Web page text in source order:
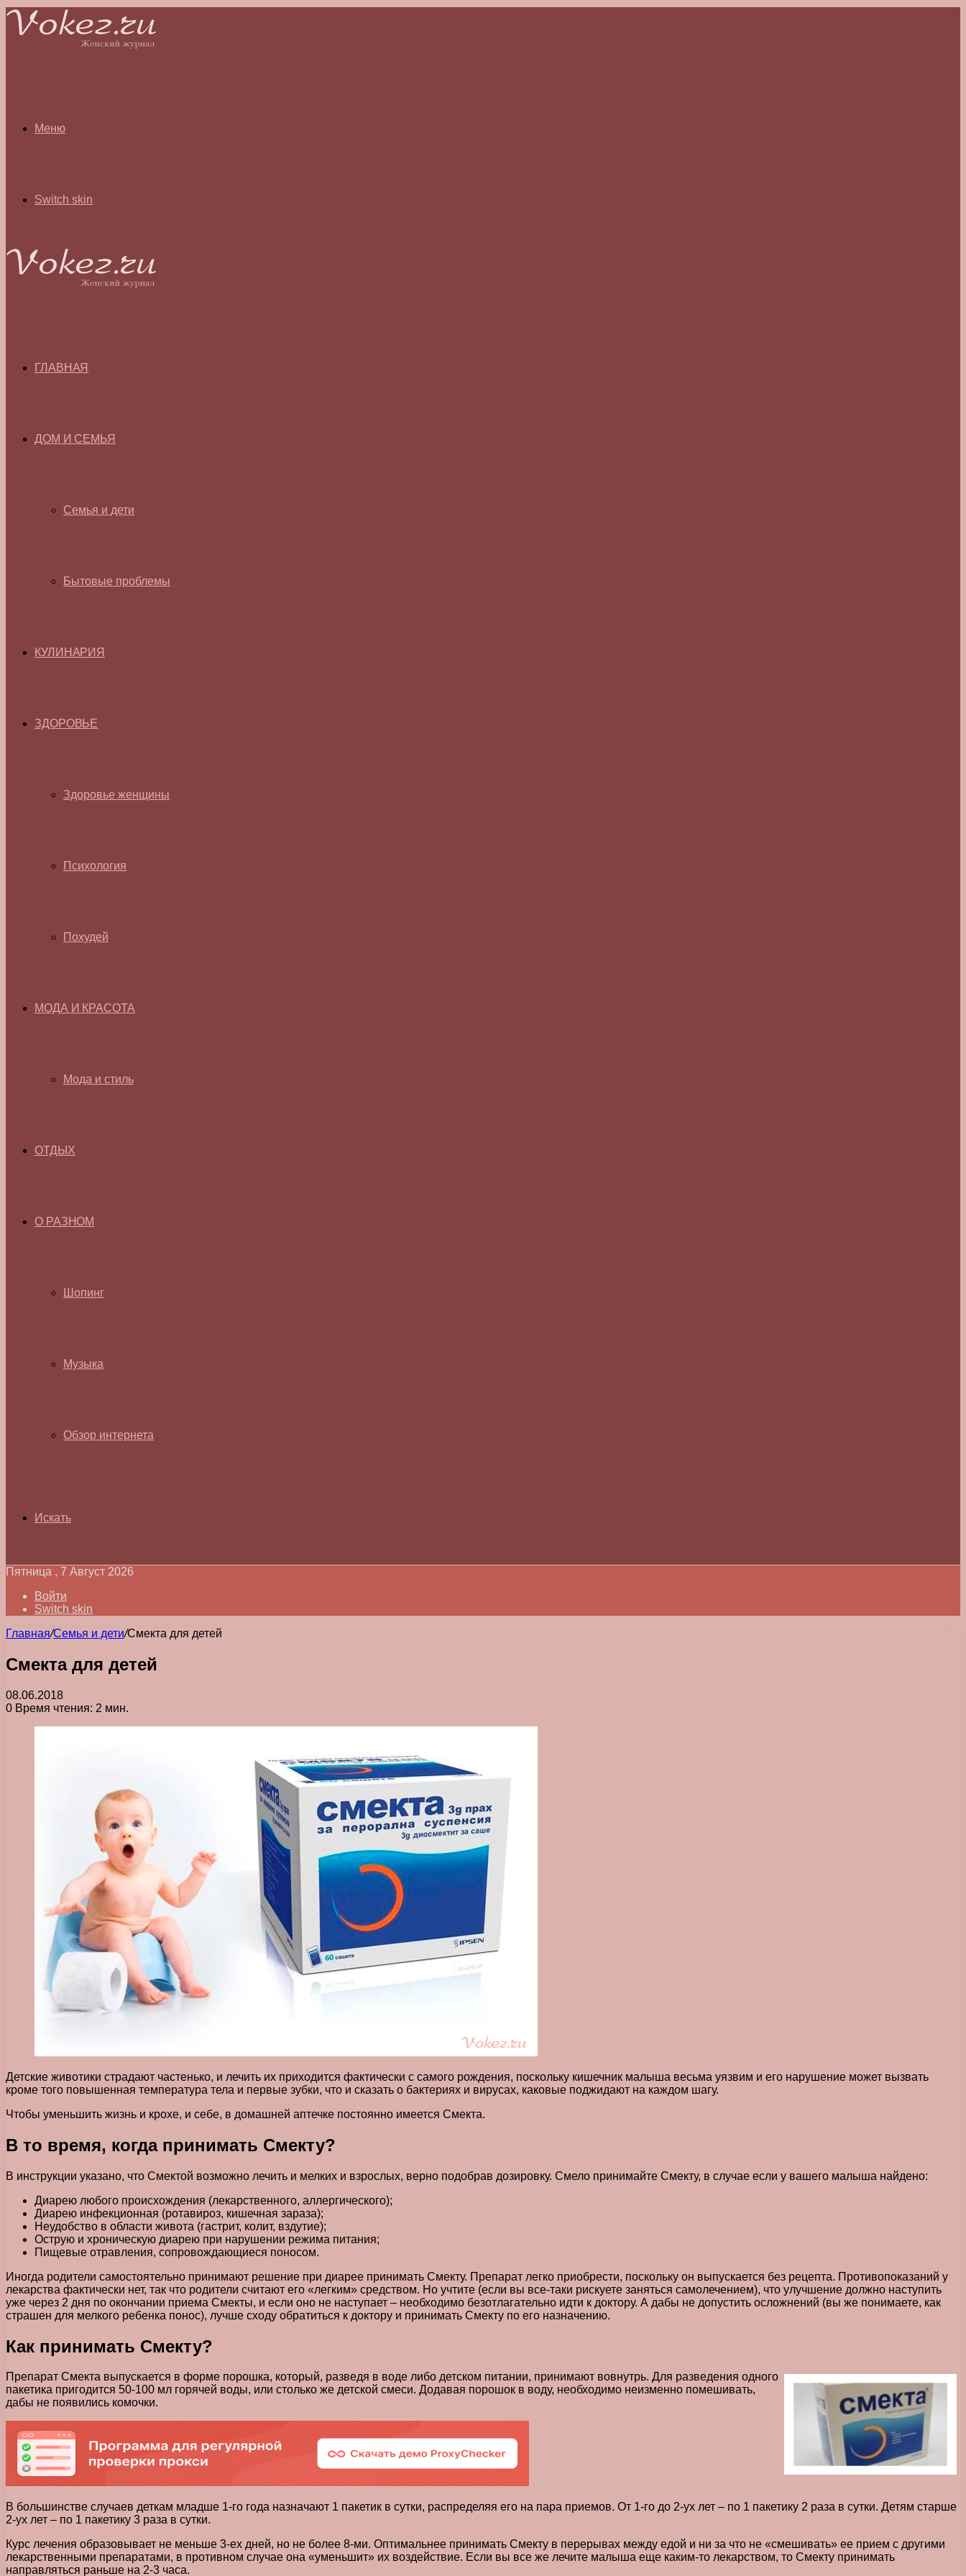
Меню
Switch skin
ГЛАВНАЯ
ДОМ И СЕМЬЯ
Семья и дети
Бытовые проблемы
КУЛИНАРИЯ
ЗДОРОВЬЕ
Здоровье женщины
Психология
Похудей
МОДА И КРАСОТА
Мода и стиль
ОТДЫХ
О РАЗНОМ
Шопинг
Музыка
Обзор интернета
Искать
Пятница , 7 Август 2026
Войти
Switch skin
Главная/Семья и дети/Смекта для детей
Смекта для детей
08.06.2018
0 Время чтения: 2 мин.
Детские животики страдают частенько, и лечить их приходится фактически с самого рождения, поскольку кишечник малыша весьма уязвим и его нарушение может вызвать
кроме того повышенная температура тела и первые зубки, что и сказать о бактериях и вирусах, каковые поджидают на каждом шагу.
Чтобы уменьшить жизнь и крохе, и себе, в домашней аптечке постоянно имеется Смекта.
В то время, когда принимать Смекту?
В инструкции указано, что Смектой возможно лечить и мелких и взрослых, верно подобрав дозировку. Смело принимайте Смекту, в случае если у вашего малыша найдено:
Диарею любого происхождения (лекарственного, аллергического);
Диарею инфекционная (ротавироз, кишечная зараза);
Неудобство в области живота (гастрит, колит, вздутие);
Острую и хроническую диарею при нарушении режима питания;
Пищевые отравления, сопровождающиеся поносом.
Иногда родители самостоятельно принимают решение при диарее принимать Смекту. Препарат легко приобрести, поскольку он выпускается без рецепта. Противопоказаний у
лекарства фактически нет, так что родители считают его «легким» средством. Но учтите (если вы все-таки рискуете заняться самолечением), что улучшение должно наступить
уже через 2 дня по окончании приема Смекты, и если оно не наступает – необходимо безотлагательно идти к доктору. А дабы не допустить осложнений (вы же понимаете, как
страшен для мелкого ребенка понос), лучше сходу обратиться к доктору и принимать Смекту по его назначению.
Как принимать Смекту?
Препарат Смекта выпускается в форме порошка, который, разведя в воде либо детском питании, принимают вовнутрь. Для разведения одного
пакетика пригодится 50-100 мл горячей воды, или столько же детской смеси. Додавая порошок в воду, необходимо неизменно помешивать,
дабы не появились комочки.
В большинстве случаев деткам младше 1-го года назначают 1 пакетик в сутки, распределяя его на пара приемов. От 1-го до 2-ух лет – по 1 пакетику 2 раза в сутки. Детям старше
2-ух лет – по 1 пакетику 3 раза в сутки.
Курс лечения образовывает не меньше 3-ех дней, но не более 8-ми. Оптимальнее принимать Смекту в перерывах между едой и ни за что не «смешивать» ее прием с другими
лекарственными препаратами, в противном случае она «уменьшит» их воздействие. Если вы все же лечите малыша еще каким-то лекарством, то Смекту принимать
направляться раньше на 2-3 часа.